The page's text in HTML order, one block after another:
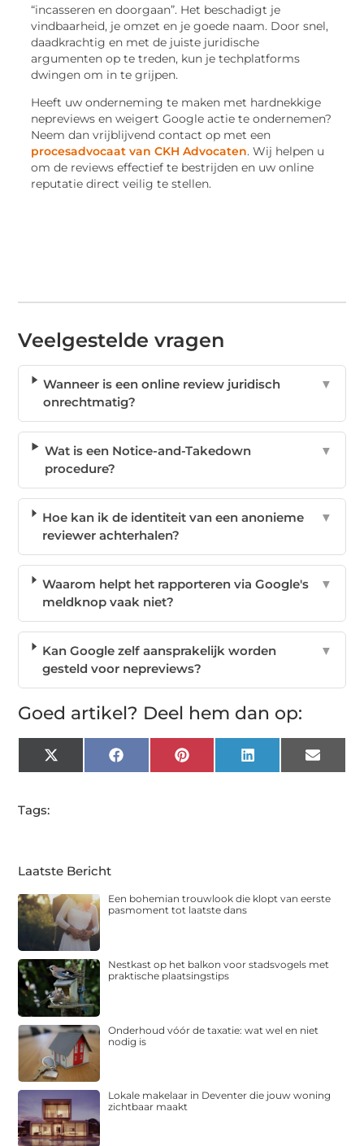
“incasseren en doorgaan”. Het beschadigt je
vindbaarheid, je omzet en je goede naam. Door snel,
daadkrachtig en met de juiste juridische
argumenten op te treden, kun je techplatforms
dwingen om in te grijpen.
Heeft uw onderneming te maken met hardnekkige
nepreviews en weigert Google actie te ondernemen?
Neem dan vrijblijvend contact op met een
procesadvocaat van CKH Advocaten. Wij helpen u
om de reviews effectief te bestrijden en uw online
reputatie direct veilig te stellen.
Veelgestelde vragen
Wanneer is een online review juridisch
onrechtmatig?
▼
Wat is een Notice-and-Takedown
procedure?
▼
Hoe kan ik de identiteit van een anonieme
reviewer achterhalen?
▼
Waarom helpt het rapporteren via Google's
meldknop vaak niet?
▼
Kan Google zelf aansprakelijk worden
gesteld voor nepreviews?
▼
Goed artikel? Deel hem dan op:
X
(Twitter)
FacebookPinterest LinkedIn Email
Tags:
Laatste Bericht
Een bohemian trouwlook die klopt van eerste
pasmoment tot laatste dans
Nestkast op het balkon voor stadsvogels met
praktische plaatsingstips
Onderhoud vóór de taxatie: wat wel en niet
nodig is
Lokale makelaar in Deventer die jouw woning
zichtbaar maakt